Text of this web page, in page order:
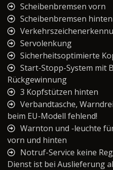
Scheibenbremsen vorn
Scheibenbremsen
Servolenkung
Sicherheitsoptimierte
Start-Stopp-System mit
Rückgewinnung
3 Kopfstützen hinten
Verbandtasche,
beim EU-Modell fehlend!
Warnton und -leuchte
vorn und hinten
Notruf-Service keine
Dienst ist bei Auslieferung